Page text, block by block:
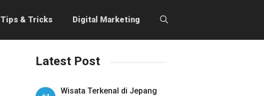
Tips & Tricks Digital Marketing
Latest Post
Wisata Terkenal di Jepang